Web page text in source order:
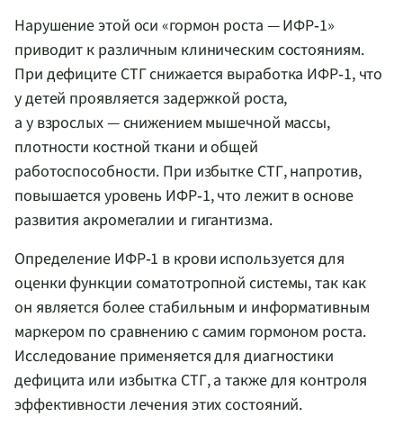
Нарушение этой оси «гормон роста — ИФР‑1»
приводит к различным клиническим состояниям.
При дефиците СТГ снижается выработка ИФР‑1, что
у детей проявляется задержкой роста,
а у взрослых — снижением мышечной массы,
плотности костной ткани и общей
работоспособности. При избытке СТГ, напротив,
повышается уровень ИФР‑1, что лежит в основе
развития акромегалии и гигантизма.
Определение ИФР‑1 в крови используется для
оценки функции соматотропной системы, так как
он является более стабильным и информативным
маркером по сравнению с самим гормоном роста.
Исследование применяется для диагностики
дефицита или избытка СТГ, а также для контроля
эффективности лечения этих состояний.